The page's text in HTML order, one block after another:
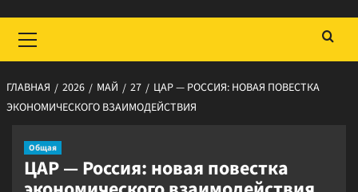
меню
ГЛАВНАЯ 2026 МАЙ 27
ЦАР — РОССИЯ: НОВАЯ ПОВЕСТКА
ЭКОНОМИЧЕСКОГО ВЗАИМОДЕЙСТВИЯ
Общая
ЦАР — Россия: новая повестка